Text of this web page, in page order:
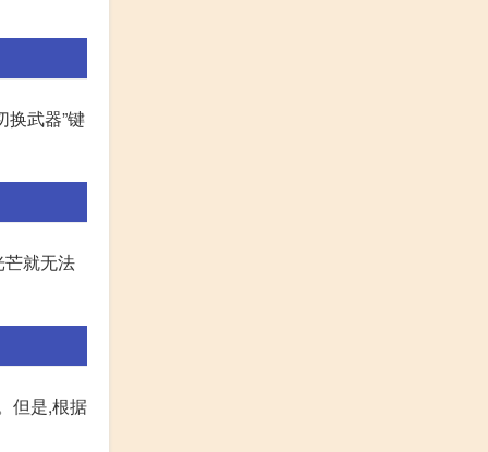
换武器”键
就无法
但是,根据